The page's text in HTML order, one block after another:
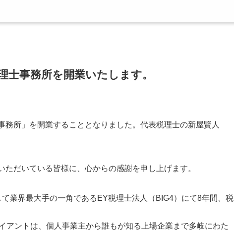
士事務所を開業いたします。
所」を開業することとなりました。代表税理士の新屋賢人
だいている皆様に、心からの感謝を申し上げます。
業界最大手の一角であるEY税理士法人（BIG4）にて8年間、税
アントは、個人事業主から誰もが知る上場企業まで多岐にわた